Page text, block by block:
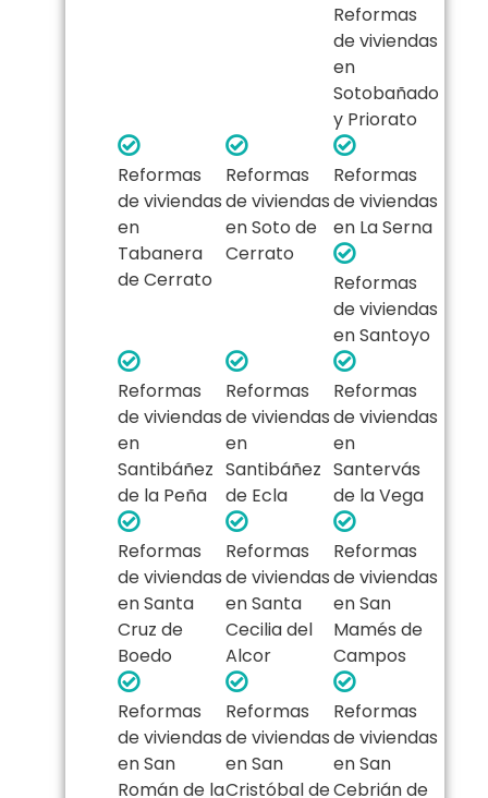
Reformas
de viviendas
en
Sotobañado
y Priorato
Reformas
de viviendas
en
Tabanera
de Cerrato
Reformas
de viviendas
en Soto de
Cerrato
Reformas
de viviendas
en La Serna
Reformas
de viviendas
en Santoyo
Reformas
de viviendas
en
Santibáñez
de la Peña
Reformas
de viviendas
en
Santibáñez
de Ecla
Reformas
de viviendas
en
Santervás
de la Vega
Reformas
de viviendas
en Santa
Cruz de
Boedo
Reformas
de viviendas
en Santa
Cecilia del
Alcor
Reformas
de viviendas
en San
Mamés de
Campos
Reformas
de viviendas
en San
Román de la
Reformas
de viviendas
en San
Cristóbal de
Reformas
de viviendas
en San
Cebrián de